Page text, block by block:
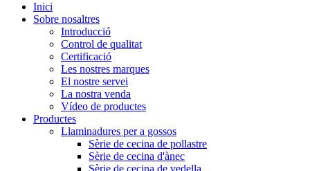
Inici
Sobre nosaltres
Introducció
Control de qualitat
Certificació
Les nostres marques
El nostre servei
La nostra venda
Vídeo de productes
Productes
Llaminadures per a gossos
Sèrie de cecina de pollastre
Sèrie de cecina d'ànec
Sèrie de cecina de vedella